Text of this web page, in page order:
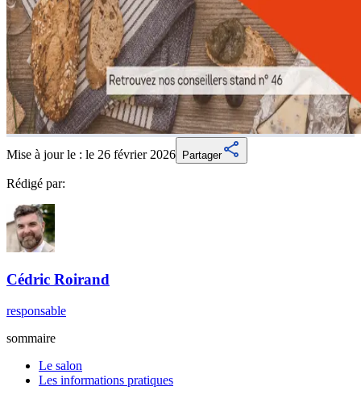
Mise à jour le : le 26 février 2026 Partager
Rédigé par:
Cédric Roirand
responsable
sommaire
Le salon
Les informations pratiques